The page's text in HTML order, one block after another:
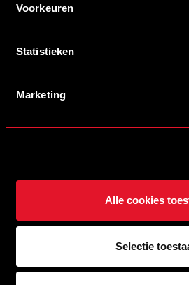
Voorkeuren
Statistieken
Marketing
Alle cookies
Selectie
MYSTEEL NIEUWE NAAMGEVER VAN ONS
KAARTVERKOOP OEFENWEDSTRIJD